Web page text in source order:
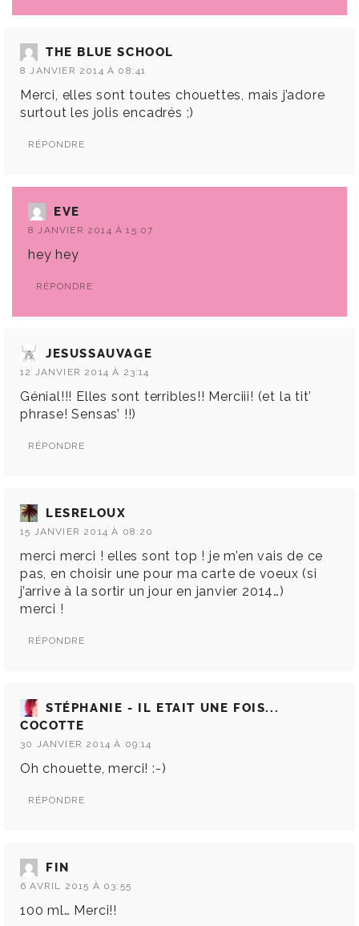
THE BLUE SCHOOL
8 JANVIER 2014 À 08:41
Merci, elles sont toutes chouettes, mais j’adore
surtout les jolis encadrés ;)
RÉPONDRE
EVE
8 JANVIER 2014 À 15:07
hey hey
RÉPONDRE
JESUSSAUVAGE
12 JANVIER 2014 À 23:14
Génial!!! Elles sont terribles!! Merciii! (et la tit’
phrase! Sensas’ !!)
RÉPONDRE
LESRELOUX
15 JANVIER 2014 À 08:20
merci merci ! elles sont top ! je m’en vais de ce
pas, en choisir une pour ma carte de voeux (si
j’arrive à la sortir un jour en janvier 2014…)
merci !
RÉPONDRE
STÉPHANIE - IL ETAIT UNE FOIS...
COCOTTE
30 JANVIER 2014 À 09:14
Oh chouette, merci! :-)
RÉPONDRE
FIN
6 AVRIL 2015 À 03:55
100 ml… Merci!!